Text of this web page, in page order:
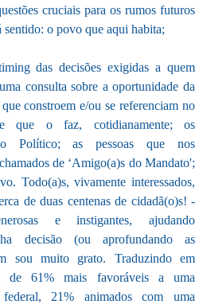
cruciais para os rumos futuros
sentido: o povo que aqui habita;
das decisões exigidas a quem
consulta sobre a oportunidade da
constroem e/ou se referenciam no
que o faz, cotidianamente; os
Político; as pessoas que nos
de ‘Amigo(a)s do Mandato';
Todo(a)s, vivamente interessados,
de duas centenas de cidadã(o)s! -
e instigantes, ajudando
decisão (ou aprofundando as
sou muito grato. Traduzindo em
de 61% mais favoráveis a uma
21% animados com uma